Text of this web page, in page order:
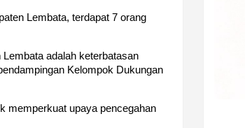
Lembata, terdapat 7 orang
adalah keterbatasan
Kelompok Dukungan
memperkuat upaya pencegahan